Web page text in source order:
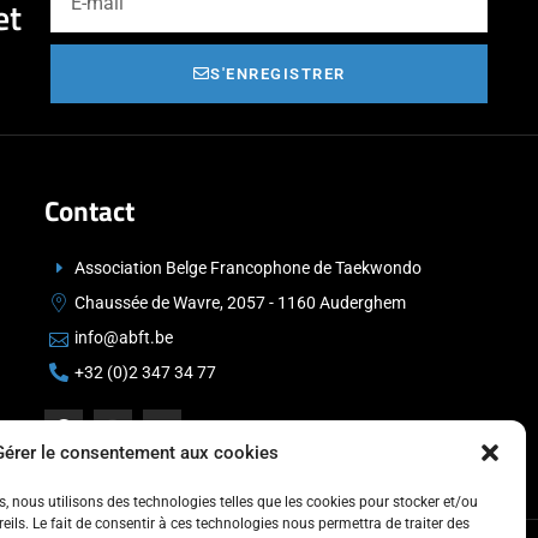
le consentement aux cookies
nous utilisons des technologies telles que les cookies pour stocker et/ou
Le fait de consentir à ces technologies nous permettra de traiter des
S'ENREGISTRER
Contact
Association Belge Francophone de Taekwondo
Chaussée de Wavre, 2057 - 1160 Auderghem
info@abft.be
+32 (0)2 347 34 77